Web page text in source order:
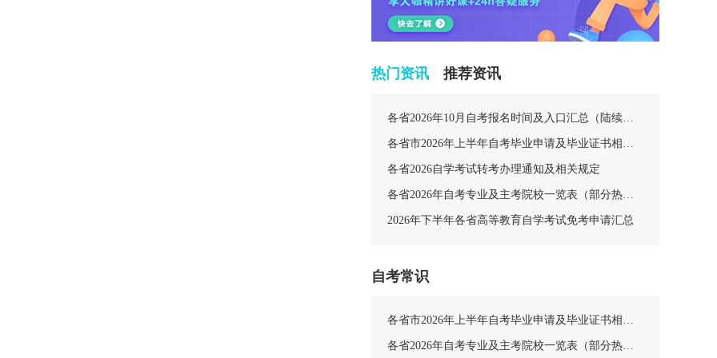
热门资讯
各省2026年10月自考报名时间及入口汇总（陆续更新中）
各省市2026年上半年自考毕业申请及毕业证书相关安排汇总
各省2026自学考试转考办理通知及相关规定
各省2026年自考专业及主考院校一览表（部分热门专业）
2026年下半年各省高等教育自学考试免考申请汇总
推荐资讯
自考常识
各省市2026年上半年自考毕业申请及毕业证书相关安排汇总
各省2026年自考专业及主考院校一览表（部分热门专业）